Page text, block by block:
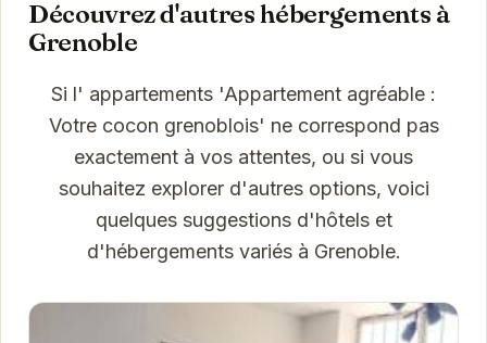
Découvrez d'autres hébergements à
Grenoble
Si l' appartements 'Appartement agréable :
Votre cocon grenoblois' ne correspond pas
exactement à vos attentes, ou si vous
souhaitez explorer d'autres options, voici
quelques suggestions d'hôtels et
d'hébergements variés à Grenoble.